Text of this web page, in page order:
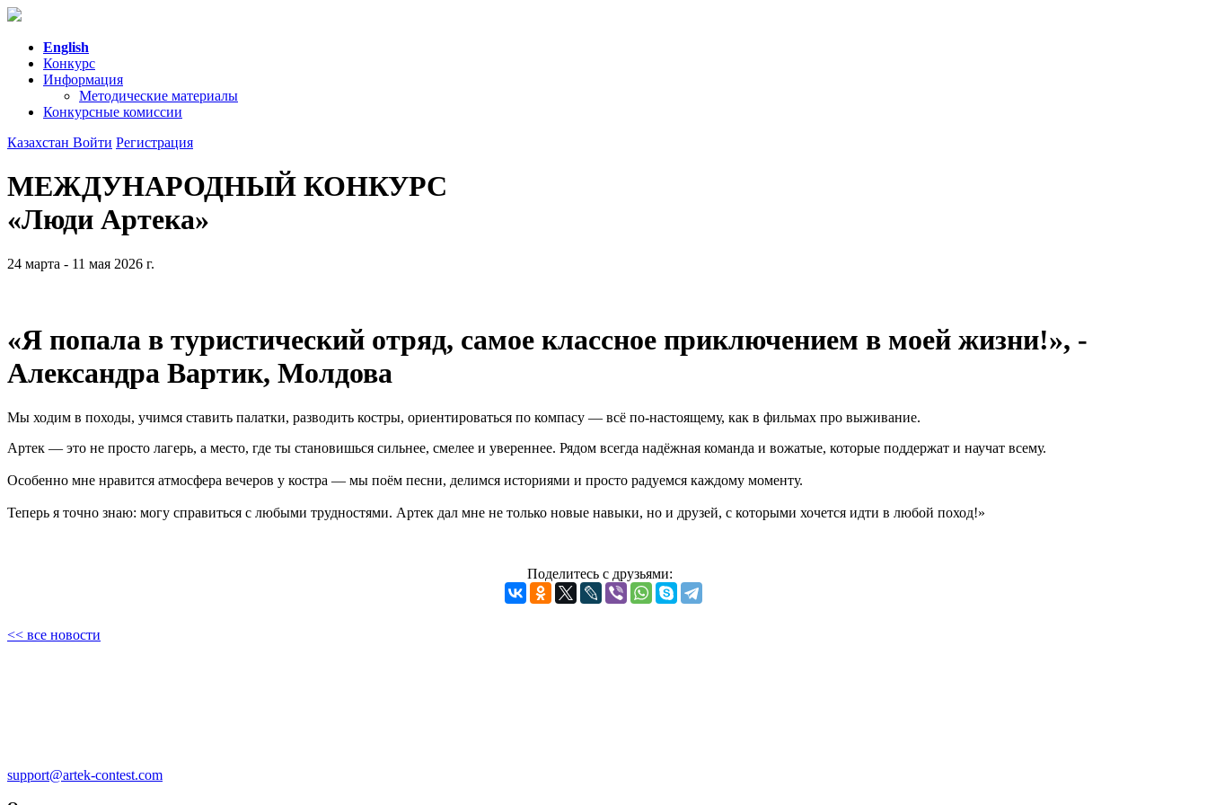
English
Конкурс
Информация
Методические материалы
Конкурсные комиссии
Казахстан Войти Регистрация
МЕЖДУНАРОДНЫЙ КОНКУРС
«Люди Артека»
24 марта - 11 мая 2026 г.
«Я попала в туристический отряд, самое классное приключением в моей жизни!», -
Александра Вартик, Молдова
Мы ходим в походы, учимся ставить палатки, разводить костры, ориентироваться по компасу — всё по-настоящему, как в фильмах про выживание.
Артек — это не просто лагерь, а место, где ты становишься сильнее, смелее и увереннее. Рядом всегда надёжная команда и вожатые, которые поддержат и научат всему.
Особенно мне нравится атмосфера вечеров у костра — мы поём песни, делимся историями и просто радуемся каждому моменту.
Теперь я точно знаю: могу справиться с любыми трудностями. Артек дал мне не только новые навыки, но и друзей, с которыми хочется идти в любой поход!»
Поделитесь с друзьями:
<< все новости
support@artek-contest.com